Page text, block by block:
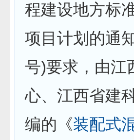
程建设地方标
项目计划的通
号)要求，由江
心、江西省建
编的《装配式